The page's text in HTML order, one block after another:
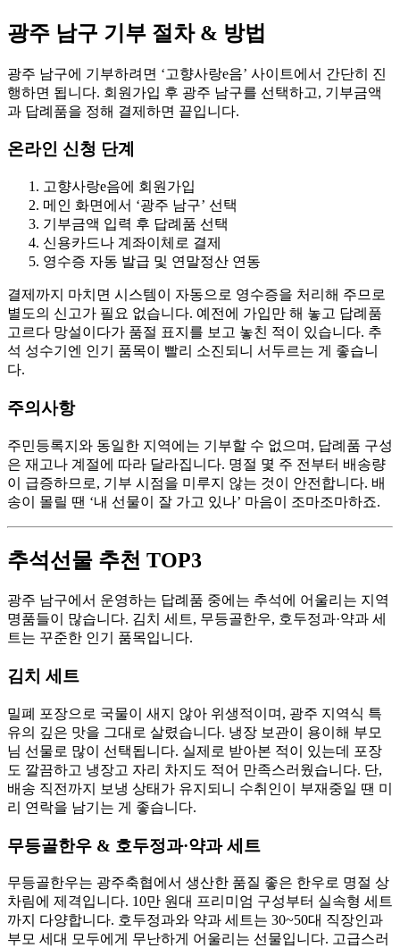
광주 남구 기부 절차 & 방법
광주 남구에 기부하려면 ‘고향사랑e음’ 사이트에서 간단히 진
행하면 됩니다. 회원가입 후 광주 남구를 선택하고, 기부금액
과 답례품을 정해 결제하면 끝입니다.
온라인 신청 단계
고향사랑e음에 회원가입
메인 화면에서 ‘광주 남구’ 선택
기부금액 입력 후 답례품 선택
신용카드나 계좌이체로 결제
영수증 자동 발급 및 연말정산 연동
결제까지 마치면 시스템이 자동으로 영수증을 처리해 주므로
별도의 신고가 필요 없습니다. 예전에 가입만 해 놓고 답례품
고르다 망설이다가 품절 표지를 보고 놓친 적이 있습니다. 추
석 성수기엔 인기 품목이 빨리 소진되니 서두르는 게 좋습니
다.
주의사항
주민등록지와 동일한 지역에는 기부할 수 없으며, 답례품 구성
은 재고나 계절에 따라 달라집니다. 명절 몇 주 전부터 배송량
이 급증하므로, 기부 시점을 미루지 않는 것이 안전합니다. 배
송이 몰릴 땐 ‘내 선물이 잘 가고 있나’ 마음이 조마조마하죠.
추석선물 추천 TOP3
광주 남구에서 운영하는 답례품 중에는 추석에 어울리는 지역
명품들이 많습니다. 김치 세트, 무등골한우, 호두정과·약과 세
트는 꾸준한 인기 품목입니다.
김치 세트
밀폐 포장으로 국물이 새지 않아 위생적이며, 광주 지역식 특
유의 깊은 맛을 그대로 살렸습니다. 냉장 보관이 용이해 부모
님 선물로 많이 선택됩니다. 실제로 받아본 적이 있는데 포장
도 깔끔하고 냉장고 자리 차지도 적어 만족스러웠습니다. 단,
배송 직전까지 보냉 상태가 유지되니 수취인이 부재중일 땐 미
리 연락을 남기는 게 좋습니다.
무등골한우 & 호두정과·약과 세트
무등골한우는 광주축협에서 생산한 품질 좋은 한우로 명절 상
차림에 제격입니다. 10만 원대 프리미엄 구성부터 실속형 세트
까지 다양합니다. 호두정과와 약과 세트는 30~50대 직장인과
부모 세대 모두에게 무난하게 어울리는 선물입니다. 고급스러